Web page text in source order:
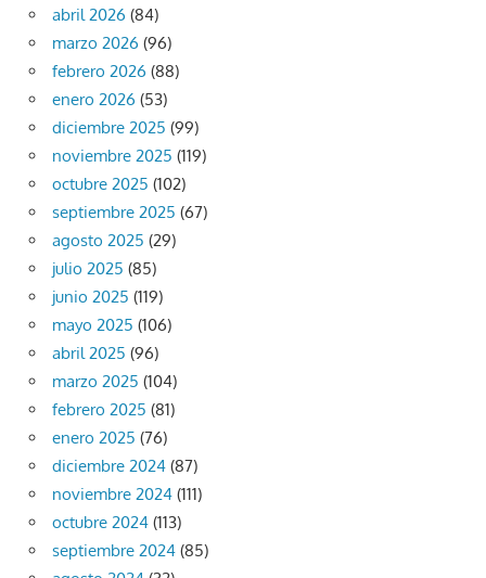
abril 2026 (84)
marzo 2026 (96)
febrero 2026 (88)
enero 2026 (53)
diciembre 2025 (99)
noviembre 2025 (119)
octubre 2025 (102)
septiembre 2025 (67)
agosto 2025 (29)
julio 2025 (85)
junio 2025 (119)
mayo 2025 (106)
abril 2025 (96)
marzo 2025 (104)
febrero 2025 (81)
enero 2025 (76)
diciembre 2024 (87)
noviembre 2024 (111)
octubre 2024 (113)
septiembre 2024 (85)